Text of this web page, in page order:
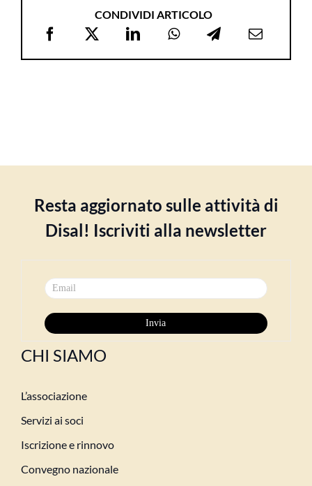
CONDIVIDI ARTICOLO
Resta aggiornato sulle attività di
Disal! Iscriviti alla newsletter
CHI SIAMO
L’associazione
Servizi ai soci
Iscrizione e rinnovo
Convegno nazionale